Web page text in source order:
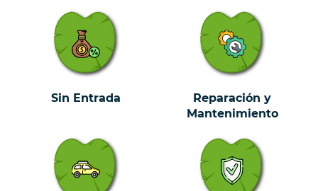
Sin Entrada
Reparación y
Mantenimiento